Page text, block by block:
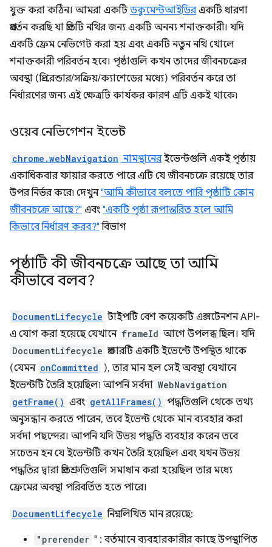
যুক্ত করা কঠিন। আমরা একটিডকুমেন্টআইডিরএকটি ধারণা
প্রবর্তন করছি যা প্রতিটি নথির জন্য একটি অনন্য শনাক্তকারী। যদি
একটি ফ্রেম নেভিগেট করা হয় এবং একটি নতুন নথি খোলে
শনাক্তকারী পরিবর্তন হবে। পৃষ্ঠাগুলি কখন তাদের জীবনচক্রের
অবস্থা (প্রি-রেন্ডার/সক্রিয়/ক্যাশেডের মধ্যে) পরিবর্তন করে তা
নির্ধারণের জন্য এই ক্ষেত্রটি কার্যকর কারণ এটি একই থাকে৷
ওয়েব নেভিগেশন ইভেন্ট
chrome.webNavigation নামস্থানেরইভেন্টগুলি একই পৃষ্ঠায়
একাধিকবার ফায়ার করতে পারে এটি যে জীবনচক্রে রয়েছে তার
উপর নির্ভর করে৷ দেখুন"আমি কীভাবে বলতে পারি পৃষ্ঠাটি কোন
জীবনচক্রে আছে?" এবং "একটি পৃষ্ঠা রূপান্তরিত হলে আমি
কিভাবে নির্ধারণ করব?" বিভাগ
পৃষ্ঠাটি কী জীবনচক্রে আছে তা আমি
কীভাবে বলব?
DocumentLifecycle টাইপটি বেশ কয়েকটি এক্সটেনশন API-
এ যোগ করা হয়েছে যেখানে frameId আগে উপলব্ধ ছিল। যদি
DocumentLifecycle প্রকারটি একটি ইভেন্টে উপস্থিত থাকে
(যেমন onCommitted ), তার মান হল সেই অবস্থা যেখানে
ইভেন্টটি তৈরি হয়েছিল৷ আপনি সর্বদা WebNavigation
getFrame() এবং getAllFrames() পদ্ধতিগুলি থেকে তথ্য
অনুসন্ধান করতে পারেন, তবে ইভেন্ট থেকে মান ব্যবহার করা
সর্বদা পছন্দের। আপনি যদি উভয় পদ্ধতি ব্যবহার করেন তবে
সচেতন হন যে ইভেন্টটি কখন তৈরি হয়েছিল এবং যখন উভয়
পদ্ধতির দ্বারা প্রতিশ্রুতিগুলি সমাধান করা হয়েছিল তার মধ্যে
ফ্রেমের অবস্থা পরিবর্তিত হতে পারে।
DocumentLifecycle নিম্নলিখিত মান রয়েছে:
"prerender " : বর্তমানে ব্যবহারকারীর কাছে উপস্থাপিত